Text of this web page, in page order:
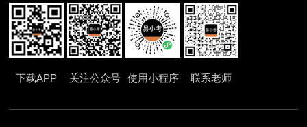
下载APP 关注公众号 使用小程序 联系老师